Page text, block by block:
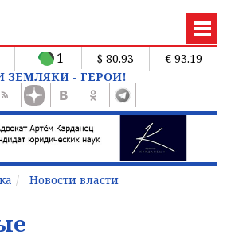
1 $ 80.93
€ 93.19
ЗЕМЛЯКИ - ГЕРОИ!
Новости власти